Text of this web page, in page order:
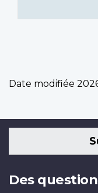
Date modifiée
Des